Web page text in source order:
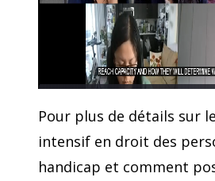
Pour plus de détails sur
intensif en droit des
handicap et comment